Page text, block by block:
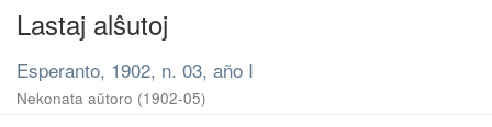
Lastaj alŝutoj
Esperanto, 1902, n. 03, año I
Nekonata aŭtoro (1902-05)